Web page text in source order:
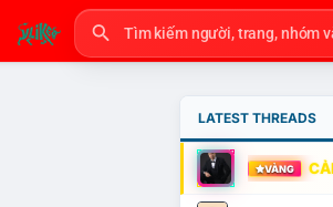
LATEST THREADS
VÀNG